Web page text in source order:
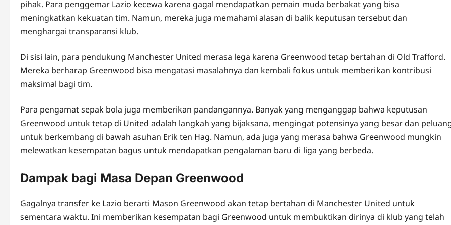
pihak. Para penggemar Lazio kecewa karena gagal mendapatkan pemain muda berbakat yang bisa
meningkatkan kekuatan tim. Namun, mereka juga memahami alasan di balik keputusan tersebut dan
menghargai transparansi klub.
Di sisi lain, para pendukung Manchester United merasa lega karena Greenwood tetap bertahan di Old Trafford.
Mereka berharap Greenwood bisa mengatasi masalahnya dan kembali fokus untuk memberikan kontribusi
maksimal bagi tim.
Para pengamat sepak bola juga memberikan pandangannya. Banyak yang menganggap bahwa keputusan
Greenwood untuk tetap di United adalah langkah yang bijaksana, mengingat potensinya yang besar dan
untuk berkembang di bawah asuhan Erik ten Hag. Namun, ada juga yang merasa bahwa Greenwood mungkin
melewatkan kesempatan bagus untuk mendapatkan pengalaman baru di liga yang berbeda.
Dampak bagi Masa Depan Greenwood
Gagalnya transfer ke Lazio berarti Mason Greenwood akan tetap bertahan di Manchester United untuk
sementara waktu. Ini memberikan kesempatan bagi Greenwood untuk membuktikan dirinya di klub yang telah